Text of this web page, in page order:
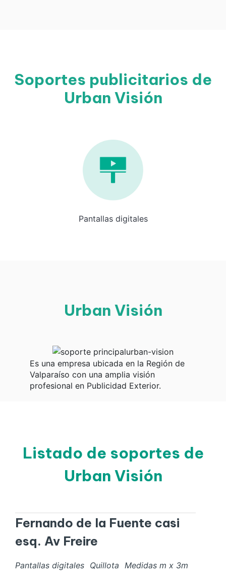
Soportes publicitarios de
Urban Visión
Pantallas digitales
Urban Visión
Es una empresa ubicada en la Región de
Valparaíso con una amplia visión
profesional en Publicidad Exterior.
Listado de soportes de
Urban Visión
Fernando de la Fuente casi
esq. Av Freire
Pantallas digitales Quillota Medidas m x 3m